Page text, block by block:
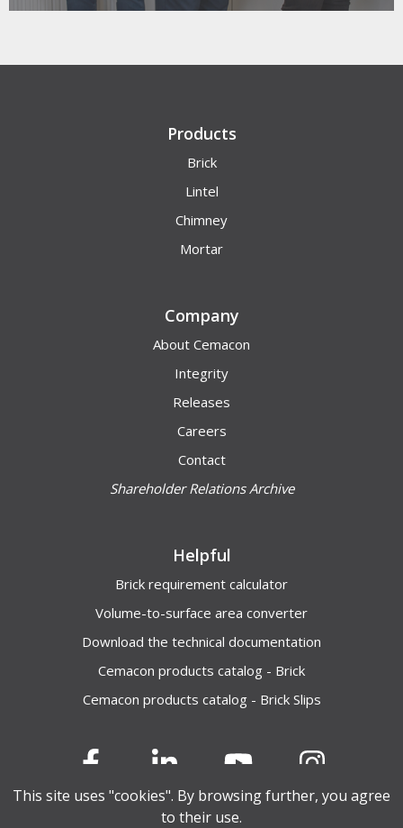
Products
Brick
Lintel
Chimney
Mortar
Company
About Cemacon
Integrity
Releases
Careers
Contact
Shareholder Relations Archive
Helpful
Brick requirement calculator
Volume-to-surface area converter
Download the technical documentation
Cemacon products catalog - Brick
Cemacon products catalog - Brick Slips
This site uses "cookies". By browsing further, you agree
to their use.